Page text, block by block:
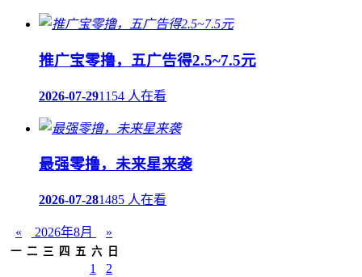
推广宝零撸，五广告得2.5~7.5元
2026-07-291154 人在看
最强零撸，未来星来袭
2026-07-281485 人在看
« 2026年8月 »
一 二 三 四 五 六 日
1
2